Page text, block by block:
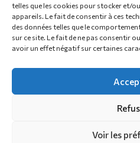
telles que les cookies pour stocker et/
appareils. Le fait de consentir à ces
des données telles que le
sur ce site. Le fait de ne pas consentir
avoir un effet négatif sur certaines
Voir les
Politique de confidentialité
SUIVEZ-NOUS SUR